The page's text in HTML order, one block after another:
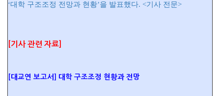
‘대학 구조조정 전망과 현황’을 발표했다. <기사 전문>
[기사 관련 자료]
[대교연 보고서] 대학 구조조정 현황과 전망